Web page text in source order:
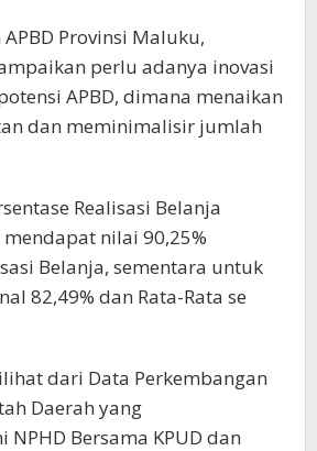
Provinsi Maluku,
perlu adanya inovasi
APBD, dimana menaikan
dan meminimalisir jumlah
Realisasi Belanja
nilai 90,25%
Belanja, sementara untuk
82,49% dan Rata-Rata se
dari Data Perkembangan
Daerah yang
Bersama KPUD dan